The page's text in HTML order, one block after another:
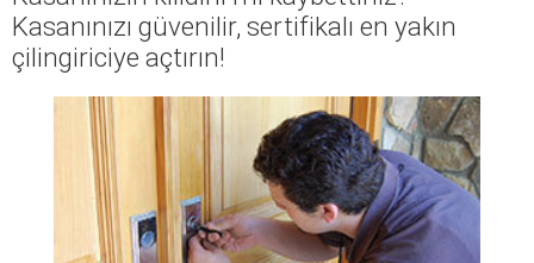
Kasanınızı güvenilir, sertifikalı en yakın
çilingiriciye açtırın!